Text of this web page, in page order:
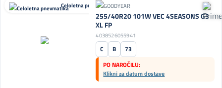
Celoletna pnevmatika
255/40R20 101W VEC 4SEASONS G3
XL FP
4038526055941
C B
73
PO NAROČILU:
Klikni za datum dostave